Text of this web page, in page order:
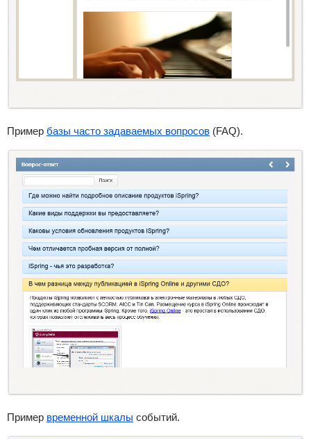
Пример базы часто задаваемых вопросов(FAQ).
Пример временной шкалы событий.